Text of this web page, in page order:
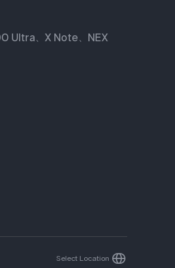
Ultra、X Note、NEX
Select Location